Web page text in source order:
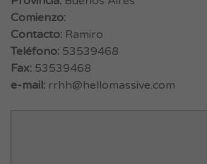
Comienzo:
Contacto: Ramiro
Teléfono: 53539468
Fax: 53539468
e-mail: rrhh@hellomassive.com